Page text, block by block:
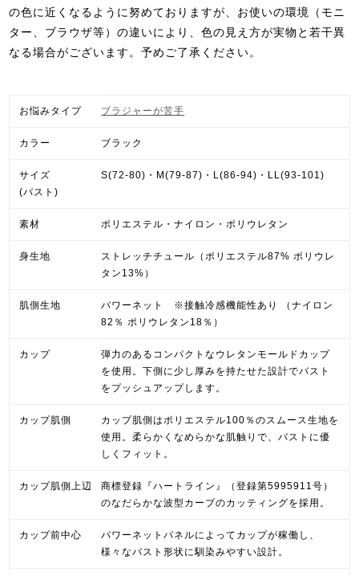
の色に近くなるように努めておりますが、お使いの環境（モニ
ター、ブラウザ等）の違いにより、色の見え方が実物と若干異
なる場合がございます。予めご了承ください。
お悩みタイプ ブラジャーが苦手
カラー ブラック
サイズ
(バスト)
S(72-80)・M(79-87)・L(86-94)・LL(93-101)
素材 ポリエステル・ナイロン・ポリウレタン
身生地
ストレッチチュール（ポリエステル87% ポリウレ
タン13%）
肌側生地
パワーネット ※接触冷感機能性あり （ナイロン
82％ ポリウレタン18％）
カップ
弾力のあるコンパクトなウレタンモールドカップ
を使用。下側に少し厚みを持たせた設計でバスト
をプッシュアップします。
カップ肌側
カップ肌側はポリエステル100％のスムース生地を
使用。柔らかくなめらかな肌触りで、バストに優
しくフィット。
カップ肌側上辺
商標登録『ハートライン』（登録第5995911号）
のなだらかな波型カーブのカッティングを採用。
カップ前中心
パワーネットパネルによってカップが稼働し、
様々なバスト形状に馴染みやすい設計。